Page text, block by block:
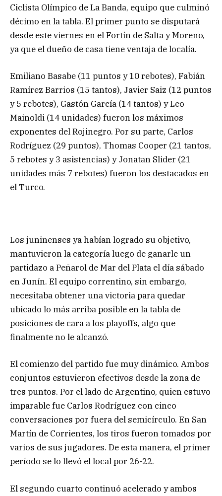
Ciclista Olímpico de La Banda, equipo que culminó
décimo en la tabla. El primer punto se disputará
desde este viernes en el Fortín de Salta y Moreno,
ya que el dueño de casa tiene ventaja de localía.
Emiliano Basabe (11 puntos y 10 rebotes), Fabián
Ramírez Barrios (15 tantos), Javier Saiz (12 puntos
y 5 rebotes), Gastón García (14 tantos) y Leo
Mainoldi (14 unidades) fueron los máximos
exponentes del Rojinegro. Por su parte, Carlos
Rodríguez (29 puntos), Thomas Cooper (21 tantos,
5 rebotes y 3 asistencias) y Jonatan Slider (21
unidades más 7 rebotes) fueron los destacados en
el Turco.
Los juninenses ya habían logrado su objetivo,
mantuvieron la categoría luego de ganarle un
partidazo a Peñarol de Mar del Plata el día sábado
en Junín. El equipo correntino, sin embargo,
necesitaba obtener una victoria para quedar
ubicado lo más arriba posible en la tabla de
posiciones de cara a los playoffs, algo que
finalmente no le alcanzó.
El comienzo del partido fue muy dinámico. Ambos
conjuntos estuvieron efectivos desde la zona de
tres puntos. Por el lado de Argentino, quien estuvo
imparable fue Carlos Rodríguez con cinco
conversaciones por fuera del semicírculo. En San
Martín de Corrientes, los tiros fueron tomados por
varios de sus jugadores. De esta manera, el primer
período se lo llevó el local por 26-22.
El segundo cuarto continuó acelerado y ambos